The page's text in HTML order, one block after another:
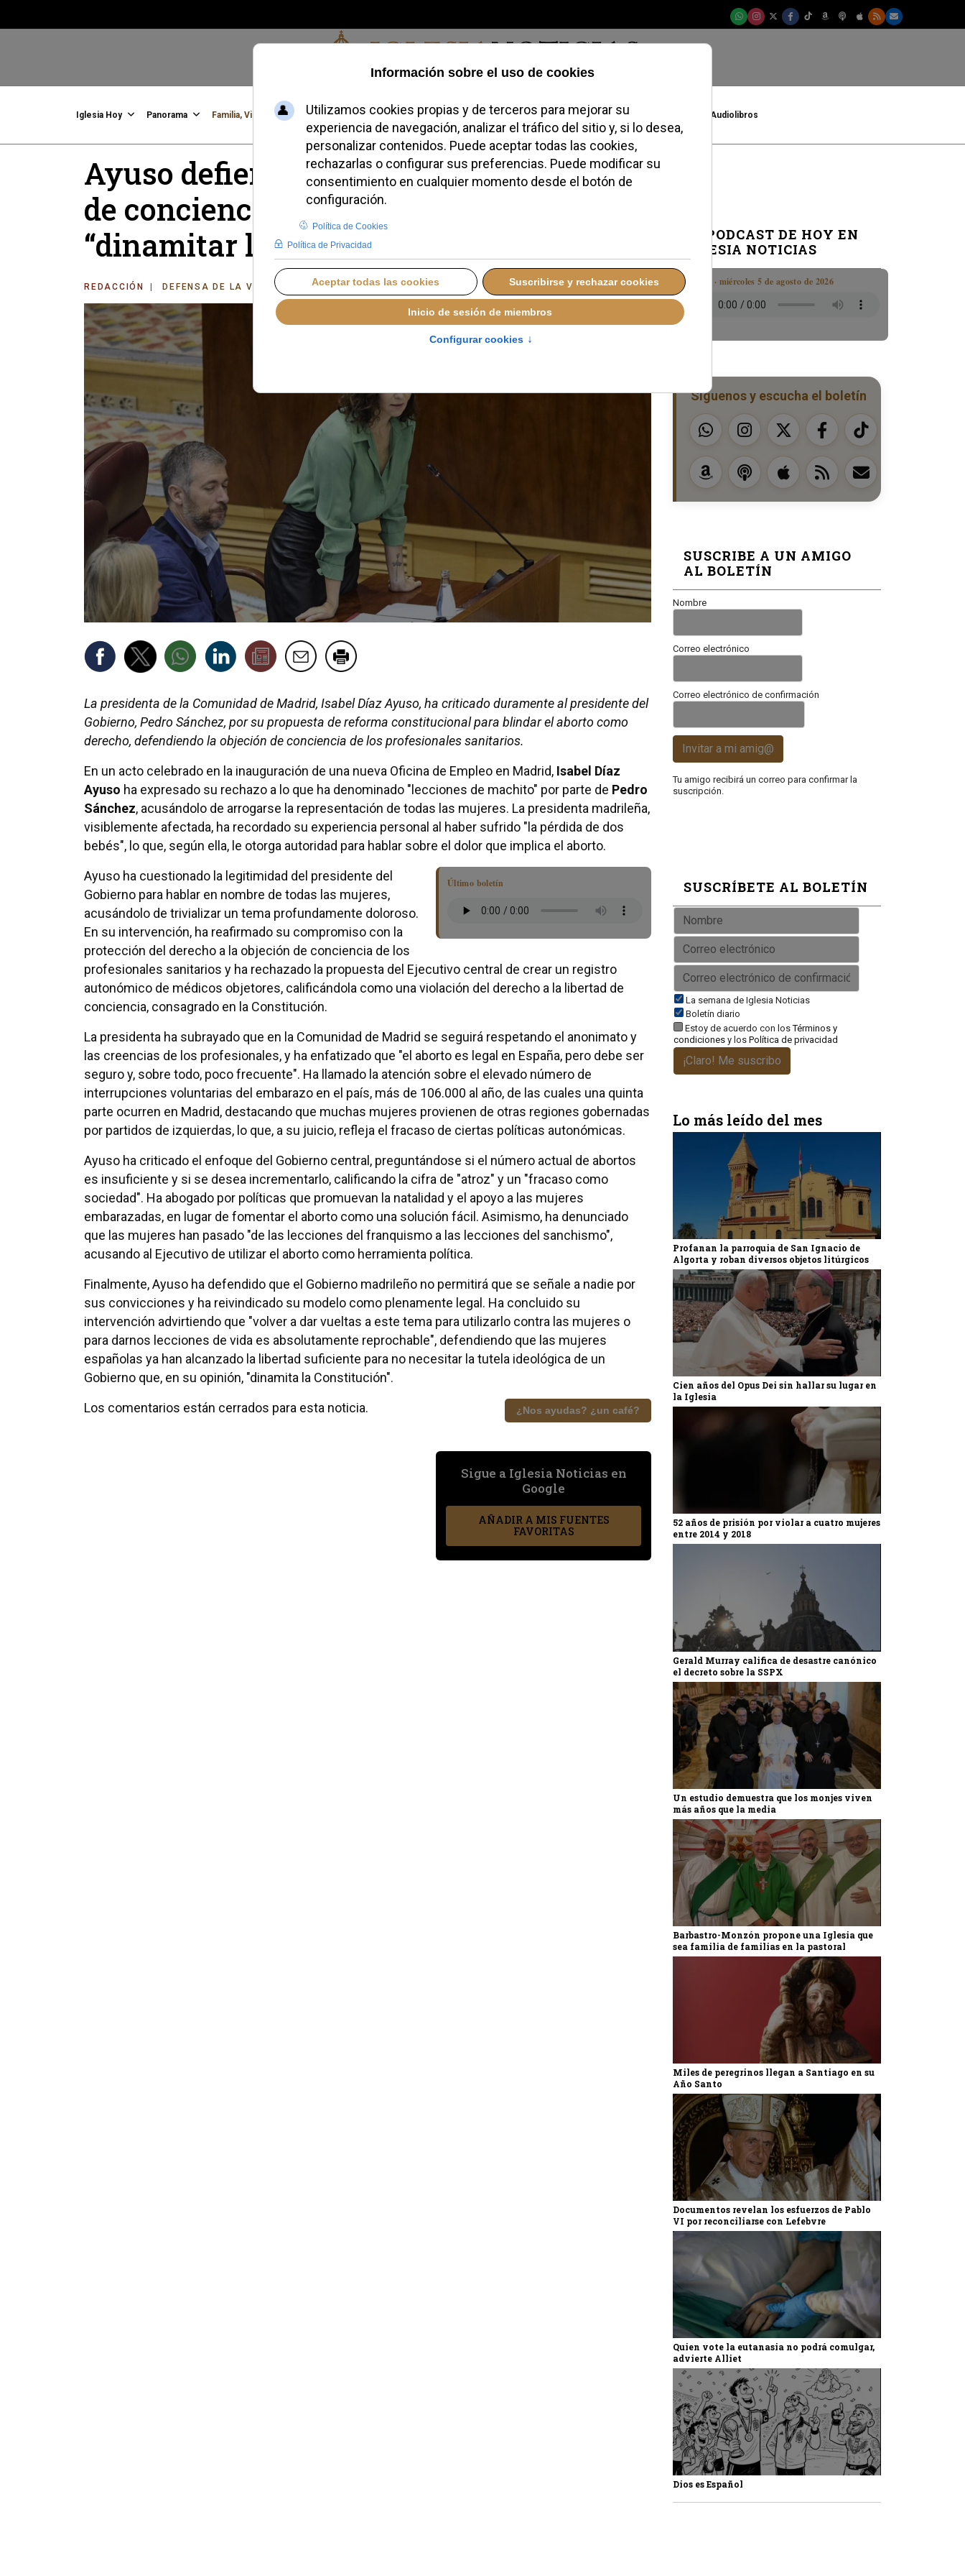
Viernes, 07 de agosto de 2026
Iglesia Hoy Panorama Familia, Vida, Identidad Credofobiómetro Blogs Temas Buscar #JovenesConFe Podcast Audiolibros
Ayuso defiende el derecho a la objeción
de conciencia y acusa al Gobierno de
“dinamitar la Constitución”
REDACCIÓN DEFENSA DE LA VIDA MIÉRCOLES, 15 OCTUBRE 2025 18:00
La presidenta de la Comunidad de Madrid, Isabel Díaz Ayuso, ha criticado duramente al presidente del
Gobierno, Pedro Sánchez, por su propuesta de reforma constitucional para blindar el aborto como
derecho, defendiendo la objeción de conciencia de los profesionales sanitarios.
En un acto celebrado en la inauguración de una nueva Oficina de Empleo en Madrid, Isabel Díaz
Ayuso ha expresado su rechazo a lo que ha denominado "lecciones de machito" por parte de Pedro
Sánchez, acusándolo de arrogarse la representación de todas las mujeres. La presidenta madrileña,
visiblemente afectada, ha recordado su experiencia personal al haber sufrido "la pérdida de dos
bebés", lo que, según ella, le otorga autoridad para hablar sobre el dolor que implica el aborto.
Último boletín
Ayuso ha cuestionado la legitimidad del presidente del
Gobierno para hablar en nombre de todas las mujeres,
acusándolo de trivializar un tema profundamente doloroso.
En su intervención, ha reafirmado su compromiso con la
protección del derecho a la objeción de conciencia de los
profesionales sanitarios y ha rechazado la propuesta del Ejecutivo central de crear un registro
autonómico de médicos objetores, calificándola como una violación del derecho a la libertad de
conciencia, consagrado en la Constitución.
La presidenta ha subrayado que en la Comunidad de Madrid se seguirá respetando el anonimato y
las creencias de los profesionales, y ha enfatizado que "el aborto es legal en España, pero debe ser
seguro y, sobre todo, poco frecuente". Ha llamado la atención sobre el elevado número de
interrupciones voluntarias del embarazo en el país, más de 106.000 al año, de las cuales una quinta
parte ocurren en Madrid, destacando que muchas mujeres provienen de otras regiones gobernadas
por partidos de izquierdas, lo que, a su juicio, refleja el fracaso de ciertas políticas autonómicas.
Ayuso ha criticado el enfoque del Gobierno central, preguntándose si el número actual de abortos
es insuficiente y si se desea incrementarlo, calificando la cifra de "atroz" y un "fracaso como
sociedad". Ha abogado por políticas que promuevan la natalidad y el apoyo a las mujeres
embarazadas, en lugar de fomentar el aborto como una solución fácil. Asimismo, ha denunciado
que las mujeres han pasado "de las lecciones del franquismo a las lecciones del sanchismo",
acusando al Ejecutivo de utilizar el aborto como herramienta política.
Finalmente, Ayuso ha defendido que el Gobierno madrileño no permitirá que se señale a nadie por
sus convicciones y ha reivindicado su modelo como plenamente legal. Ha concluido su
intervención advirtiendo que "volver a dar vueltas a este tema para utilizarlo contra las mujeres o
para darnos lecciones de vida es absolutamente reprochable", defendiendo que las mujeres
españolas ya han alcanzado la libertad suficiente para no necesitar la tutela ideológica de un
Gobierno que, en su opinión, "dinamita la Constitución".
¿Nos ayudas? ¿un café?
Los comentarios están cerrados para esta noticia.
Sigue a Iglesia Noticias en
Google
AÑADIR A MIS FUENTES
FAVORITAS
EL PODCAST DE HOY EN
IGLESIA NOTICIAS
Boletín · miércoles 5 de agosto de 2026
Síguenos y escucha el boletín
SUSCRIBE A UN AMIGO
AL BOLETÍN
Nombre
Correo electrónico
Correo electrónico de confirmación
Invitar a mi amig@
Tu amigo recibirá un correo para confirmar la
suscripción.
SUSCRÍBETE AL BOLETÍN
La semana de Iglesia Noticias
Boletín diario
Estoy de acuerdo con losTérminos y
condiciones y los Política de privacidad
¡Claro! Me suscribo
Lo más leído del mes
Profanan la parroquia de San Ignacio de
Algorta y roban diversos objetos litúrgicos
Cien años del Opus Dei sin hallar su lugar en
la Iglesia
52 años de prisión por violar a cuatro mujeres
entre 2014 y 2018
Gerald Murray califica de desastre canónico
el decreto sobre la SSPX
Un estudio demuestra que los monjes viven
más años que la media
Barbastro-Monzón propone una Iglesia que
sea familia de familias en la pastoral
Miles de peregrinos llegan a Santiago en su
Año Santo
Documentos revelan los esfuerzos de Pablo
VI por reconciliarse con Lefebvre
Quien vote la eutanasia no podrá comulgar,
advierte Alliet
Dios es Español